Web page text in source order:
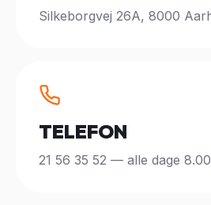
Silkeborgvej 26A, 8000
TELEFON
21 56 35 52 — alle dage